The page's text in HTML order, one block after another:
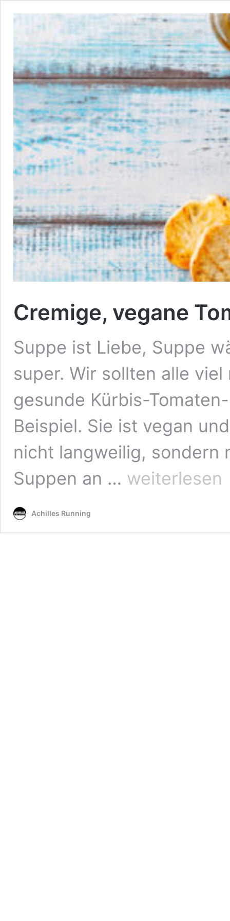
Cremige, vegane
Suppe ist Liebe, Suppe
super. Wir sollten alle
gesunde Kürbis-
Beispiel. Sie ist vegan
nicht langweilig, sondern
Suppen an …
Cremige,
vegane
weiterlesen
Achilles Running